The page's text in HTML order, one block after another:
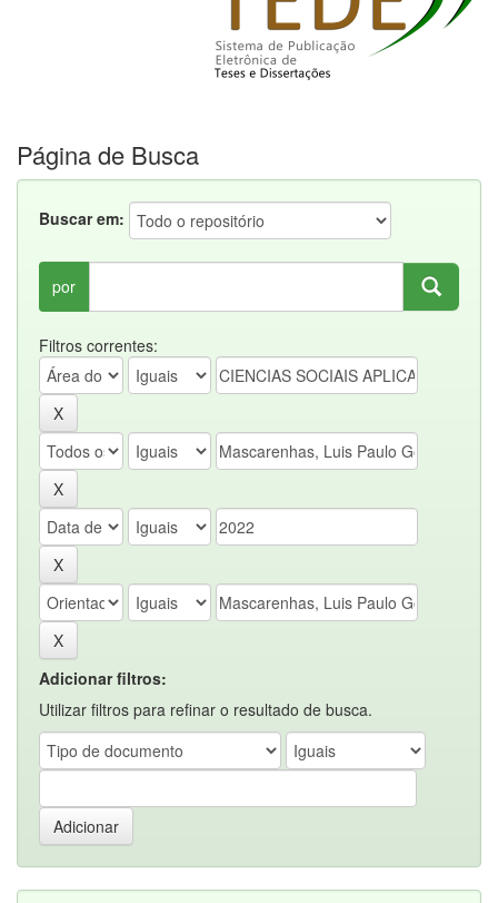
Página de Busca
Buscar em:
por
Filtros correntes:
Adicionar filtros:
Utilizar filtros para refinar o resultado de busca.